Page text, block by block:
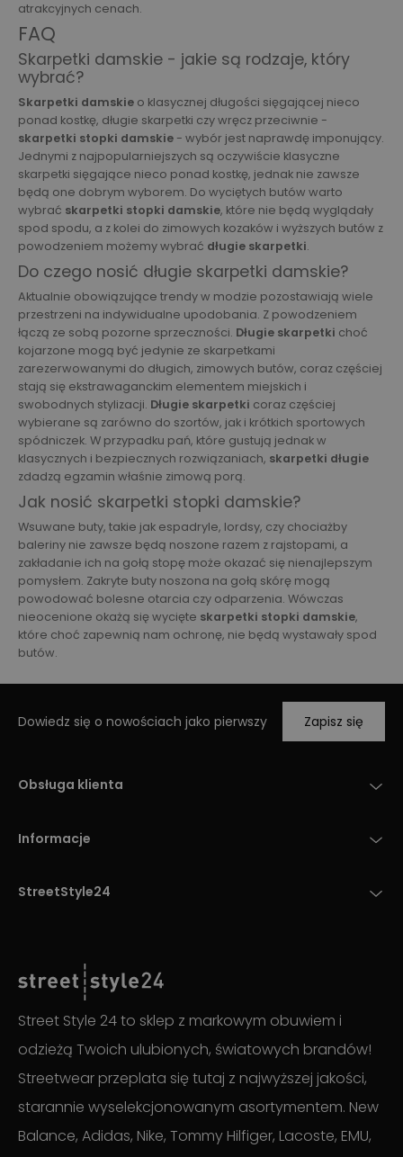
atrakcyjnych cenach.
FAQ
Skarpetki damskie - jakie są rodzaje, który
wybrać?
Skarpetki damskie o klasycznej długości sięgającej nieco
ponad kostkę, długie skarpetki czy wręcz przeciwnie -
skarpetki stopki damskie - wybór jest naprawdę imponujący.
Jednymi z najpopularniejszych są oczywiście klasyczne
skarpetki sięgające nieco ponad kostkę, jednak nie zawsze
będą one dobrym wyborem. Do wyciętych butów warto
wybrać skarpetki stopki damskie, które nie będą wyglądały
spod spodu, a z kolei do zimowych kozaków i wyższych butów z
powodzeniem możemy wybrać długie skarpetki.
Do czego nosić długie skarpetki damskie?
Aktualnie obowiązujące trendy w modzie pozostawiają wiele
przestrzeni na indywidualne upodobania. Z powodzeniem
łączą ze sobą pozorne sprzeczności. Długie skarpetki choć
kojarzone mogą być jedynie ze skarpetkami
zarezerwowanymi do długich, zimowych butów, coraz częściej
stają się ekstrawaganckim elementem miejskich i
swobodnych stylizacji. Długie skarpetki coraz częściej
wybierane są zarówno do szortów, jak i krótkich sportowych
spódniczek. W przypadku pań, które gustują jednak w
klasycznych i bezpiecznych rozwiązaniach, skarpetki długie
zdadzą egzamin właśnie zimową porą.
Jak nosić skarpetki stopki damskie?
Wsuwane buty, takie jak espadryle, lordsy, czy chociażby
baleriny nie zawsze będą noszone razem z rajstopami, a
zakładanie ich na gołą stopę może okazać się nienajlepszym
pomysłem. Zakryte buty noszona na gołą skórę mogą
powodować bolesne otarcia czy odparzenia. Wówczas
nieocenione okażą się wycięte skarpetki stopki damskie,
które choć zapewnią nam ochronę, nie będą wystawały spod
butów.
Dowiedz się o nowościach jako pierwszy Zapisz się
Obsługa klienta
Informacje
StreetStyle24
Street Style 24 to sklep z markowym obuwiem i
odzieżą Twoich ulubionych, światowych brandów!
Streetwear przeplata się tutaj z najwyższej jakości,
starannie wyselekcjonowanym asortymentem. New
Balance, Adidas, Nike, Tommy Hilfiger, Lacoste, EMU,